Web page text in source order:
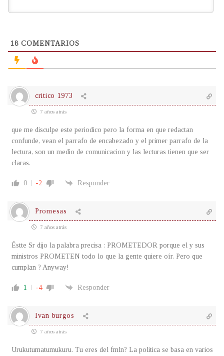
18 COMENTARIOS
critico 1973
7 años atrás
que me disculpe este periodico pero la forma en que redactan
confunde, vean el parrafo de encabezado y el primer parrafo de la
lectura, son un medio de comunicacion y las lecturas tienen que ser
claras.
0 -2 Responder
Promesas
7 años atrás
Éstte Sr dijo la palabra precisa : PROMETEDOR porque el y sus
ministros PROMETEN todo lo que la gente quiere oír. Pero que
cumplan ? Anyway!
1 -4 Responder
Ivan burgos
7 años atrás
Urukutumatumukuru. Tu eres del fmln? La politica se basa en varios